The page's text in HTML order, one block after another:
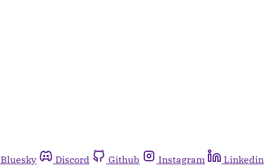
Bluesky Discord Github Instagram Linkedin